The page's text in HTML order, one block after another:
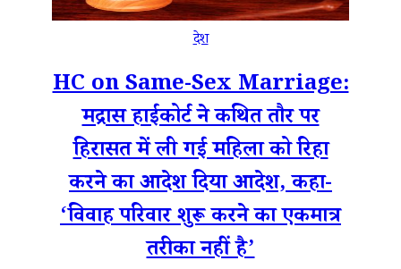
देश
HC on Same-Sex Marriage:
मद्रास हाईकोर्ट ने कथित तौर पर
हिरासत में ली गई महिला को रिहा
करने का आदेश दिया आदेश, कहा-
‘विवाह परिवार शुरू करने का एकमात्र
तरीका नहीं है’